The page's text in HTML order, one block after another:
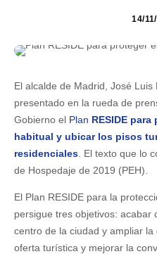
14/
El alcalde de Madrid, José
presentado en la rueda de
Gobierno el Plan RESIDE
habitual y ubicar los pisos
residenciales . El texto que lo
de Hospedaje de 2019 (PEH).
El Plan RESIDE para la
persigue tres objetivos: acabar
centro de la ciudad y ampliar
oferta turística y mejorar la